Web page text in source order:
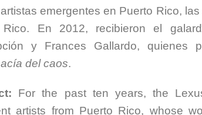
emergentes en Puerto Rico,
Rico. En 2012, recibieron el
y Frances Gallardo, quienes
del caos.
For the past ten years, the
artists from Puerto Rico, whose